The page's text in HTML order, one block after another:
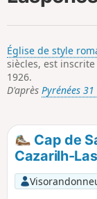
Église de style
siècles, est
1926.
D'après Pyrénées
Cap de
Cazarilh-